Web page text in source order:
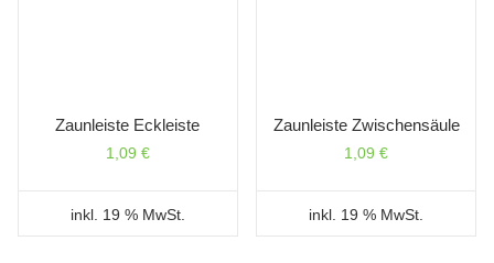
Zaunleiste Eckleiste
1,09 €
inkl. 19 % MwSt.
Zaunleiste Zwischensäule
1,09€
inkl. 19 % MwSt.